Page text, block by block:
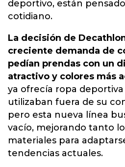
deportivo, están
cotidiano.
La decisión de
creciente demanda de
pedían prendas con un
atractivo y colores más
ya ofrecía ropa
utilizaban fuera de su
pero esta nueva línea
vacío, mejorando tanto
materiales para
tendencias actuales.